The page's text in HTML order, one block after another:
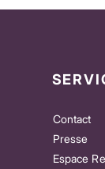
Contact
Presse
Espace